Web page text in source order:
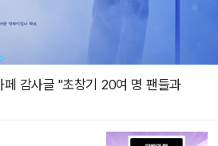
감사글 "초창기 20여 명 팬들과